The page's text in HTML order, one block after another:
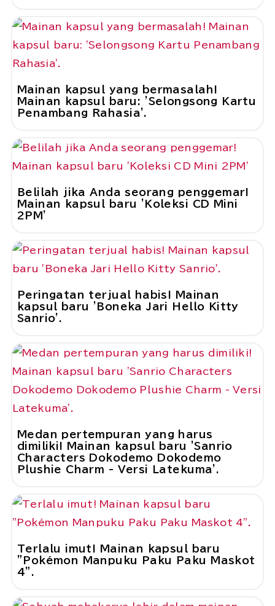
Mainan kapsul yang bermasalah!
Mainan kapsul baru: 'Selongsong Kartu
Penambang Rahasia'.
Belilah jika Anda seorang penggemar!
Mainan kapsul baru 'Koleksi CD Mini
2PM'
Peringatan terjual habis! Mainan
kapsul baru 'Boneka Jari Hello Kitty
Sanrio'.
Medan pertempuran yang harus
dimiliki! Mainan kapsul baru 'Sanrio
Characters Dokodemo Dokodemo
Plushie Charm - Versi Latekuma'.
Terlalu imut! Mainan kapsul baru
"Pokémon Manpuku Paku Paku Maskot
4".